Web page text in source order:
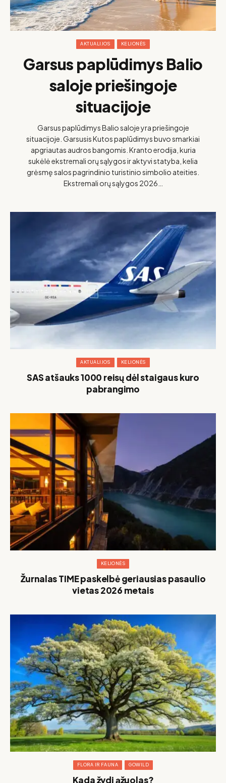
AKTUALIJOS KELIONĖS
Garsus paplūdimys Balio
saloje priešingoje
situacijoje
Garsus paplūdimys Balio saloje yra priešingoje
situacijoje. Garsusis Kutos paplūdimys buvo smarkiai
apgriautas audros bangomis. Kranto erodija, kuria
sukėlė ekstremali orų sąlygos ir aktyvi statyba, kelia
grėsmę salos pagrindinio turistinio simbolio ateities.
Ekstremali orų sąlygos 2026…
AKTUALIJOS KELIONĖS
SAS atšauks 1000 reisų dėl staigaus kuro
pabrangimo
KELIONĖS
Žurnalas TIME paskelbė geriausias pasaulio
vietas 2026 metais
FLORA IR FAUNA GOWILD
Kada žydi ąžuolas?